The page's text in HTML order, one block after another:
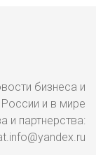
бизнеса и
России и в мире
и партнерства: